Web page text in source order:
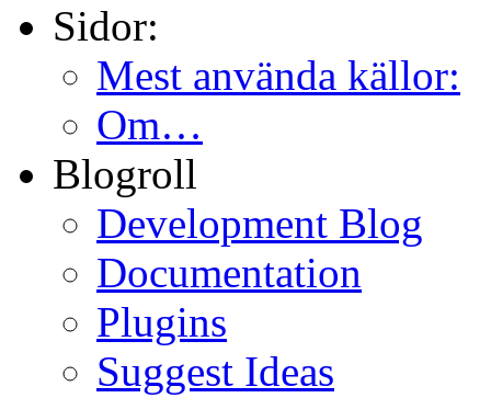
Sidor:
Mest använda källor:
Om…
Blogroll
Development Blog
Documentation
Plugins
Suggest Ideas